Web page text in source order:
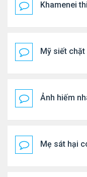
Khamenei
Mỹ siết chặt
Ảnh hiếm
Mẹ sát hại